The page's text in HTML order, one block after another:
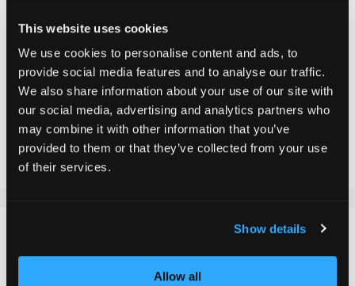
This website uses cookies
We use cookies to personalise content and ads, to
provide social media features and to analyse our traffic.
We also share information about your use of our site with
our social media, advertising and analytics partners who
may combine it with other information that you’ve
provided to them or that they’ve collected from your use
of their services.
Show details
Allow all
In den Warenkorb
Zur Wunschliste hinzufügen
Zur Vergleichsliste hinzufügen
Die Chilli Pro Scooter Aluminium Fork in Schwarz, ist